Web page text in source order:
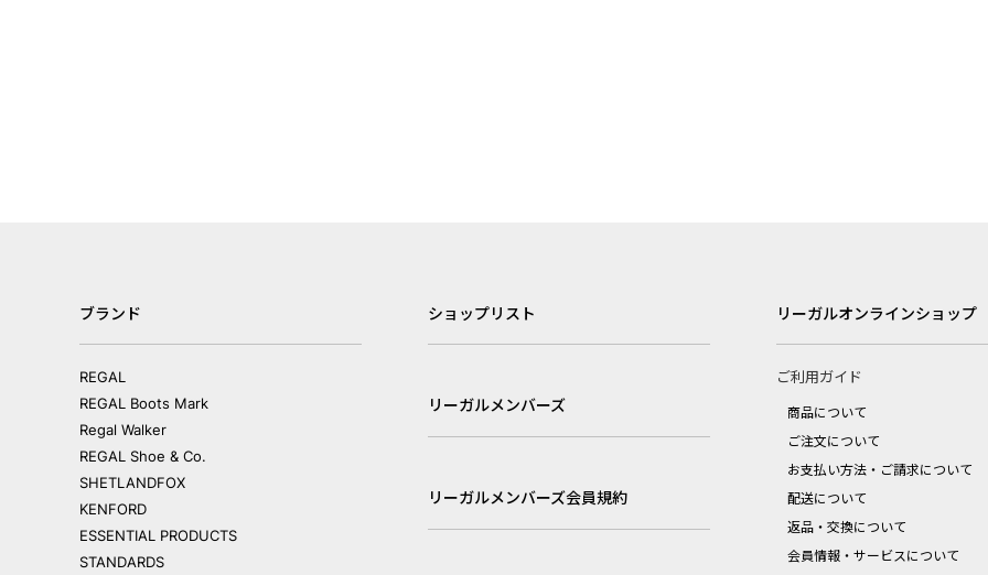
ブランド
REGAL
REGAL Boots Mark
Regal Walker
REGAL Shoe & Co.
SHETLANDFOX
KENFORD
ESSENTIAL PRODUCTS
STANDARDS
ショップリスト
リーガルメンバーズ
リーガルメンバーズ会員規約
リーガルオンラインショップ
ご利用ガイド
商品について
ご注文について
お支払い方法・ご請求について
配送について
返品・交換について
会員情報・サービスについて